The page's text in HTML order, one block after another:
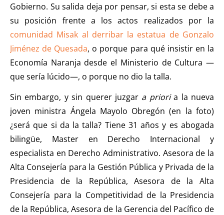
Gobierno. Su salida deja por pensar, si esta se debe a
su posición frente a los actos realizados por la
comunidad Misak al derribar la estatua de Gonzalo
Jiménez de Quesada, o porque para qué insistir en la
Economía Naranja desde el Ministerio de Cultura —
que sería lúcido—, o porque no dio la talla.
Sin embargo, y sin querer juzgar a prioria la nueva
joven ministra Ángela Mayolo Obregón (en la foto)
¿será que si da la talla? Tiene 31 años y es abogada
bilingüe, Master en Derecho Internacional y
especialista en Derecho Administrativo. Asesora de la
Alta Consejería para la Gestión Pública y Privada de la
Presidencia de la República, Asesora de la Alta
Consejería para la Competitividad de la Presidencia
de la República, Asesora de la Gerencia del Pacífico de